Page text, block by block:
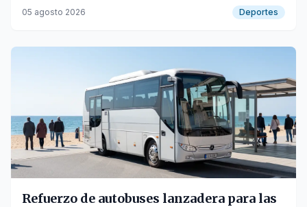
el próximo sábado.
05 agosto 2026 Deportes
Refuerzo de autobuses lanzadera para las